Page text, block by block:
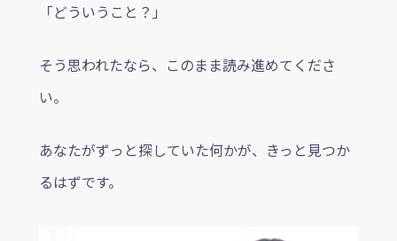
「どういうこと？」
そう思われたなら、このまま読み進めてくださ
い。
あなたがずっと探していた何かが、きっと見つか
るはずです。